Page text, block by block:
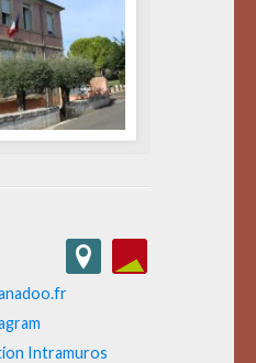
Intramuros